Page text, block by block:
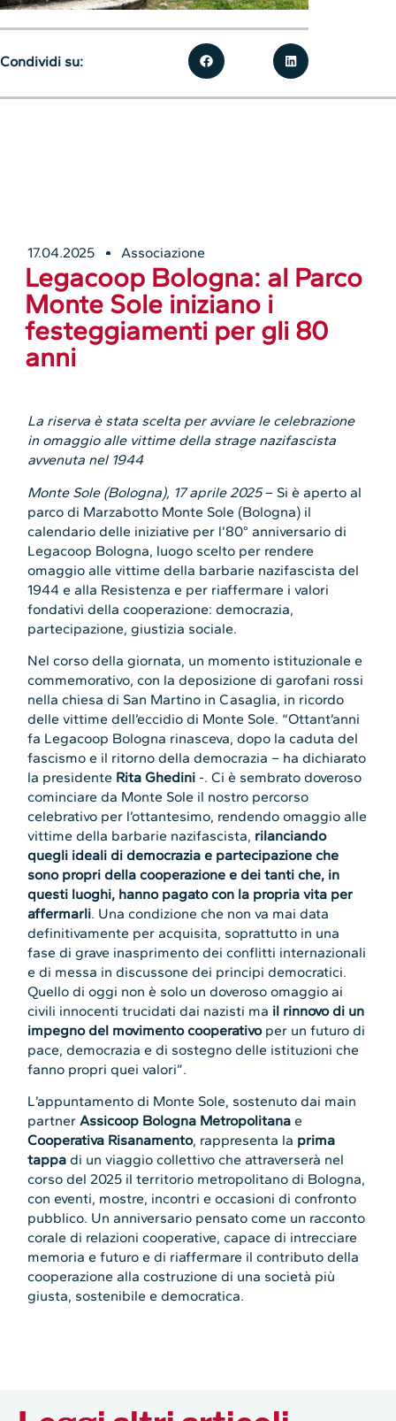
17.04.2025 Associazione
Legacoop Bologna: al Parco
Monte Sole iniziano i
festeggiamenti per gli 80
anni
La riserva è stata scelta per avviare le celebrazione
in omaggio alle vittime della strage nazifascista
avvenuta nel 1944
Monte Sole (Bologna), 17 aprile 2025– Si è aperto al
parco di Marzabotto Monte Sole (Bologna) il
calendario delle iniziative per l’80° anniversario di
Legacoop Bologna, luogo scelto per rendere
omaggio alle vittime della barbarie nazifascista del
1944 e alla Resistenza e per riaffermare i valori
fondativi della cooperazione: democrazia,
partecipazione, giustizia sociale.
Nel corso della giornata, un momento istituzionale e
commemorativo, con la deposizione di garofani rossi
nella chiesa di San Martino in Casaglia, in ricordo
delle vittime dell’eccidio di Monte Sole. “Ottant’anni
fa Legacoop Bologna rinasceva, dopo la caduta del
fascismo e il ritorno della democrazia – ha dichiarato
la presidente Rita Ghedini -. Ci è sembrato doveroso
cominciare da Monte Sole il nostro percorso
celebrativo per l’ottantesimo, rendendo omaggio alle
vittime della barbarie nazifascista, rilanciando
quegli ideali di democrazia e partecipazione che
sono propri della cooperazione e dei tanti che, in
questi luoghi, hanno pagato con la propria vita per
affermarli. Una condizione che non va mai data
definitivamente per acquisita, soprattutto in una
fase di grave inasprimento dei conflitti internazionali
e di messa in discussone dei principi democratici.
Quello di oggi non è solo un doveroso omaggio ai
civili innocenti trucidati dai nazisti ma il rinnovo di un
impegno del movimento cooperativoper un futuro di
pace, democrazia e di sostegno delle istituzioni che
fanno propri quei valori”.
L’appuntamento di Monte Sole, sostenuto dai main
partnerAssicoop Bologna Metropolitana e
Cooperativa Risanamento, rappresenta la prima
tappa di un viaggio collettivo che attraverserà nel
corso del 2025 il territorio metropolitano di Bologna,
con eventi, mostre, incontri e occasioni di confronto
pubblico. Un anniversario pensato come un racconto
corale di relazioni cooperative, capace di intrecciare
memoria e futuro e di riaffermare il contributo della
cooperazione alla costruzione di una società più
giusta, sostenibile e democratica.
Condividi su: